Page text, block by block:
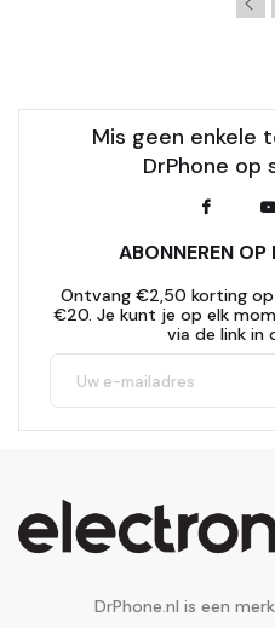
Mis geen enkele
DrPhone op
ABONNEREN OP
Ontvang €2,50 korting
€20. Je kunt je op elk
via de link in
DrPhone.nl is een